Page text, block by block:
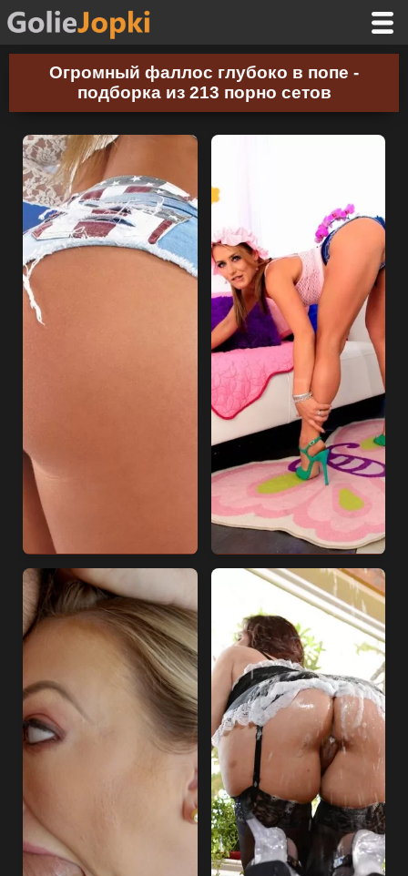
Огромный фаллос глубоко в попе -
подборка из 213 порно сетов